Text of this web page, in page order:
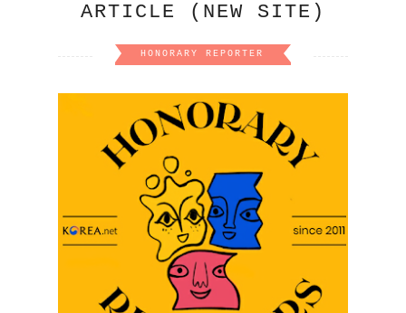
ARTICLE (NEW SITE)
HONORARY REPORTER